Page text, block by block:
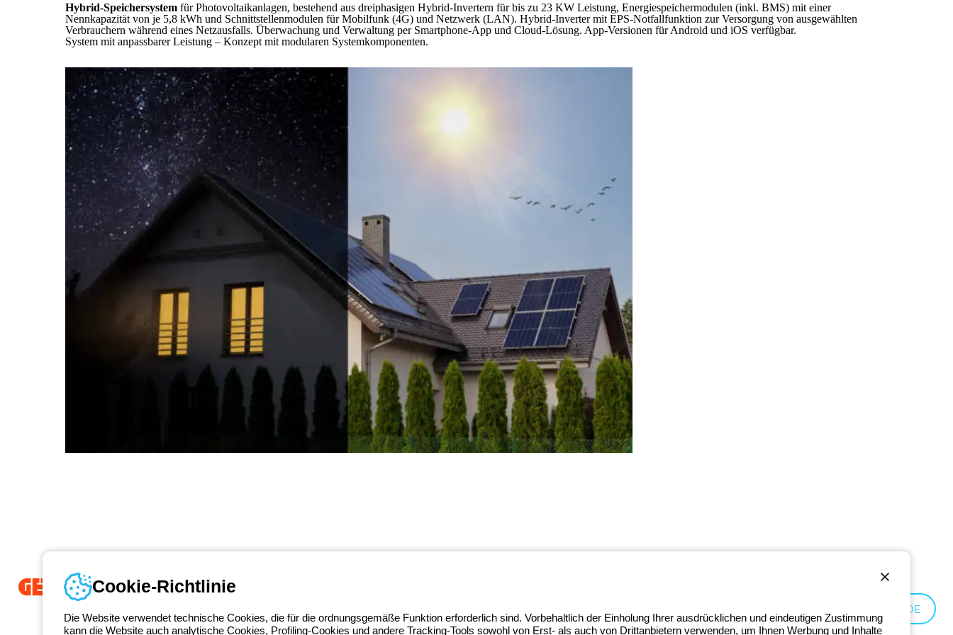
Hybrid-Speichersystem für Photovoltaikanlagen, bestehend aus dreiphasigen Hybrid-Invertern für bis zu 23 KW Leistung, Energiespeichermodulen (inkl. BMS) mit einer
Nennkapazität von je 5,8 kWh und Schnittstellenmodulen für Mobilfunk (4G) und Netzwerk (LAN). Hybrid-Inverter mit EPS-Notfallfunktion zur Versorgung von ausgewählten
Verbrauchern während eines Netzausfalls. Überwachung und Verwaltung per Smartphone-App und Cloud-Lösung. App-Versionen für Android und iOS verfügbar.
System mit anpassbarer Leistung – Konzept mit modularen Systemkomponenten.
Seit 2025 ist Beghelli Teil der GEWISS Group und Teil des GEWISS LightZone-Ökosystems, in dem wir
integrierte Beleuchtungslösungen entwickeln, die Komplexität in Einfachheit verwandeln und Fachleute
DE
Cookie-Richtlinie
Die Website verwendet technische Cookies, die für die ordnungsgemäße Funktion erforderlich sind. Vorbehaltlich der Einholung Ihrer ausdrücklichen und eindeutigen Zustimmung
kann die Website auch analytische Cookies, Profiling-Cookies und andere Tracking-Tools sowohl von Erst- als auch von Drittanbietern verwenden, um Ihnen Werbung und Inhalte